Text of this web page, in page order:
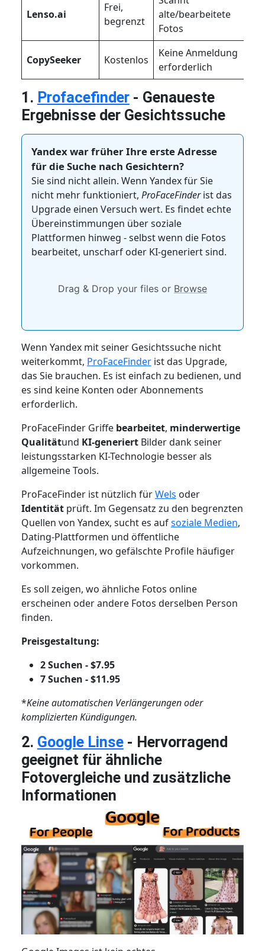
Lenso.ai
Frei,
begrenzt
alte/bearbeitete
Fotos
CopySeeker Kostenlos
Keine Anmeldung
erforderlich
1. Profacefinder- Genaueste
Ergebnisse der Gesichtssuche
Yandex war früher Ihre erste Adresse
für die Suche nach Gesichtern?
Sie sind nicht allein. Wenn Yandex für Sie
nicht mehr funktioniert, ProFaceFinderist das
Upgrade einen Versuch wert. Es findet echte
Übereinstimmungen über soziale
Plattformen hinweg - selbst wenn die Fotos
bearbeitet, unscharf oder KI-generiert sind.
Drag & Drop your files or Browse
Wenn Yandex mit seiner Gesichtssuche nicht
weiterkommt, ProFaceFinderist das Upgrade,
das Sie brauchen. Es ist einfach zu bedienen, und
es sind keine Konten oder Abonnements
erforderlich.
ProFaceFinder Griffebearbeitet, minderwertige
Qualitätund KI-generiertBilder dank seiner
leistungsstarken KI-Technologie besser als
allgemeine Tools.
ProFaceFinder ist nützlich fürWels oder
Identität prüft. Im Gegensatz zu den begrenzten
Quellen von Yandex, sucht es aufsoziale Medien,
Dating-Plattformen und öffentliche
Aufzeichnungen, wo gefälschte Profile häufiger
vorkommen.
Es soll zeigen, wo ähnliche Fotos online
erscheinen oder andere Fotos derselben Person
finden.
Preisgestaltung:
2 Suchen - $7.95
7 Suchen - $11.95
*Keine automatischen Verlängerungen oder
komplizierten Kündigungen.
2. Google Linse- Hervorragend
geeignet für ähnliche
Fotovergleiche und zusätzliche
Informationen